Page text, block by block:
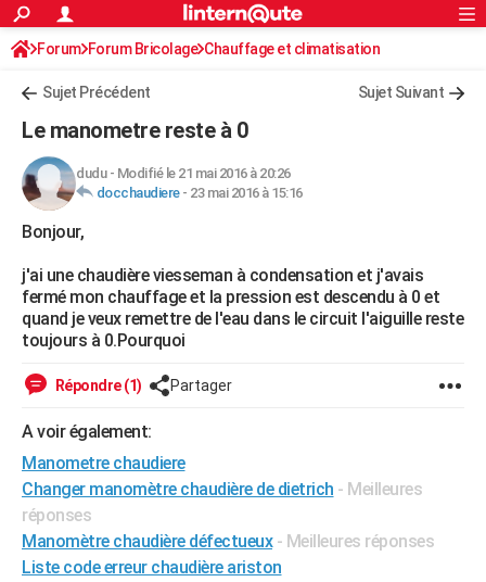
ACTUALITÉS
Politique
Société
Faits Divers
Education
Monde
Villes
+
FINANCE
Retraite
Impôts
Epargne
Immobilier
Risques naturels par ville
Banque
Assurance
Crédit
AUTO
Essais
Réserver un essai
Citadines
Berlines
SUV
Forum auto
+HIGH-TECH
Mobiles
Meilleur smartphone
Internet
Ordinateurs
Jeux vidéo
Guide high-tech
+BRICOLAGE
Forum
Aménagement intérieur
Extérieur
Cuisine
Salle de bains
Jardinage
Rangement
WEEK-END
Guides de France
Escapades
Patrimoine
Expositions
Musées
Week-end nature
LIFESTYLE
SANTE
Alimentation
Guide de la santé
Maladies
Médicaments
Sommeil
VOYAGE
Destinations
City break
Voyage nature
Voyage de noces
Forum
Climat
+PHOTO
GUIDES D'ACHAT
Rechercher
S'inscrire
Connexion
Forum Forum Bricolage Chauffage et climatisation
Sujet Précédent Sujet Suivant
Le manometre reste à 0
dudu- Modifié le 21 mai 2016 à 20:26
docchaudiere- 23 mai 2016 à 15:16
Bonjour,
j'ai une chaudière viesseman à condensation et j'avais
fermé mon chauffage et la pression est descendu à 0 et
quand je veux remettre de l'eau dans le circuit l'aiguille reste
toujours à 0.Pourquoi
Répondre (1) Partager
A voir également:
Manometre chaudiere
Changer manomètre chaudière de dietrich - Meilleures
réponses
Manomètre chaudière défectueux - Meilleures réponses
Liste code erreur chaudière ariston